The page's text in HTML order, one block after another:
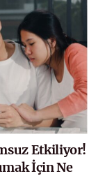
Etkiliyor!
İçin Ne